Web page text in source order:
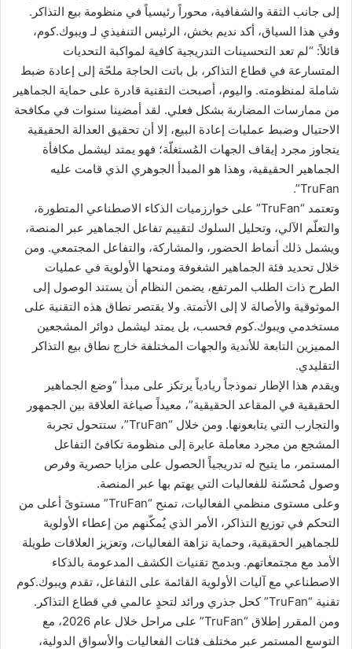
إلى جانب الثقة والشفافية، محوراً رئيسياً في منظومة بيع التذاكر.
وفي هذا السياق، أكد نديم بخش، الرئيس التنفيذي لـ ويبوك.كوم،
قائلاً: “لم تعد التحسينات التدريجية كافية لمواكبة التحديات
المتسارعة في قطاع التذاكر، بل باتت الحاجة ملحّة إلى إعادة ضبط
شاملة لمنظومته. واليوم، أصبحت التقنية قادرة على حماية الجماهير
من ممارسات المضاربة بشكل فعلي. لقد أمضينا سنوات في مكافحة
الاحتيال وضبط عمليات إعادة البيع، إلا أن تحقيق العدالة الحقيقية
يتجاوز مجرد إيقاف الجهات المُستغلّة؛ فهو يمتد ليشمل مكافأة
الجماهير الحقيقية، وهذا هو المبدأ الجوهري الذي قامت عليه
TruFan”.
وتعتمد “TruFan” على خوارزميات الذكاء الاصطناعي المتطورة،
والتعلّم الآلي، وتحليل السلوك لتقييم تفاعل الجماهير عبر المنصة،
ويشمل ذلك أنماط الحضور، والمشاركة، والتفاعل المجتمعي. ومن
خلال تحديد فئة الجماهير الشغوفة ومنحها الأولوية في عمليات
الطرح ذات الطلب المرتفع، يضمن النظام أن يستند الوصول إلى
الموثوقية والأصالة لا إلى الأتمتة. ولا يقتصر نطاق هذه التقنية على
مستخدمي ويبوك.كوم فحسب، بل يمتد ليشمل دوائر المشجعين
المميزين التابعة للأندية والجهات المختلفة خارج نطاق بيع التذاكر
التقليدي.
ويقدم هذا الإطار نموذجاً ريادياً يرتكز على مبدأ “وضع الجماهير
الحقيقية في المقاعد الحقيقية”، معيداً صياغة العلاقة بين الجمهور
والتجارب التي يتابعونها. ومن خلال “TruFan”، ستتحول تجربة
المشجع من مجرد معاملة عابرة إلى منظومة تكافئ التفاعل
المستمر، ما يتيح له تدريجياً الحصول على مزايا حصرية وفرص
وصول مُحسّنة للفعاليات التي يهتم بها عبر المنصة.
وعلى مستوى منظمي الفعاليات، تمنح “TruFan” مستوىً أعلى من
التحكم في توزيع التذاكر، الأمر الذي يُمكّنهم من إعطاء الأولوية
للجماهير الحقيقية، وحماية نزاهة الفعاليات، وتعزيز العلاقات طويلة
الأمد مع مجتمعاتهم. وبدمج تقنيات الكشف المدعومة بالذكاء
الاصطناعي مع آليات الأولوية القائمة على التفاعل، تقدم ويبوك.كوم
تقنية “TruFan” كحل جذري ورائد لتحدٍ عالمي في قطاع التذاكر.
ومن المقرر إطلاق “TruFan” على مراحل خلال عام 2026، مع
التوسع المستمر عبر مختلف فئات الفعاليات والأسواق الدولية،